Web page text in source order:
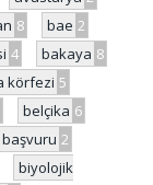
8 bae 2
4 bakaya 8
körfezi 5
belçika 6
2
biyolojik